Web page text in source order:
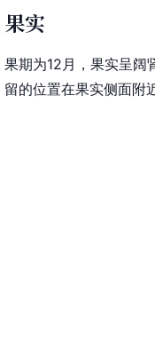
果实
果期为12月，果实呈阔
留的位置在果实侧面附